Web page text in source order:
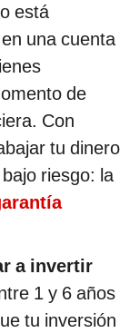
está
una cuenta
de
Con
tu dinero
riesgo: la
a invertir
1 y 6 años
tu inversión